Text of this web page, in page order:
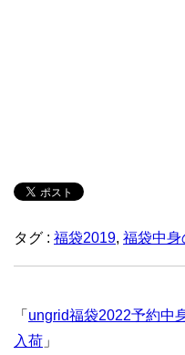
タグ : 福袋2019, 福袋中身
「 ungrid福袋2022予約中
入荷 」